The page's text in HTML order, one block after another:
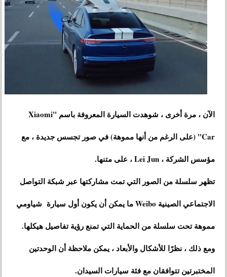
الآن ، مرة أخرى ، شوهدت السيارة المعروفة باسم "Xiaomi
Car" (على الرغم من أنها مموهة) في صور تجسس جديدة ، مع
مؤسس الشركة ، Lei Jun ، على متنها.
تظهر سلسلة من الصور التي تمت مشاركتها عبر شبكة التواصل
الاجتماعي الصينية Weibo ما يمكن أن يكون أول سيارة شياومي
مموهة تحت سلسلة من الحماية التي تمنع رؤية تفاصيل هيكلها.
ومع ذلك ، نظرًا للأشكال والأبعاد ، يمكن ملاحظة أن الوحدتين
المختبرتين تتوافقان مع فئة سيارات السيدان.